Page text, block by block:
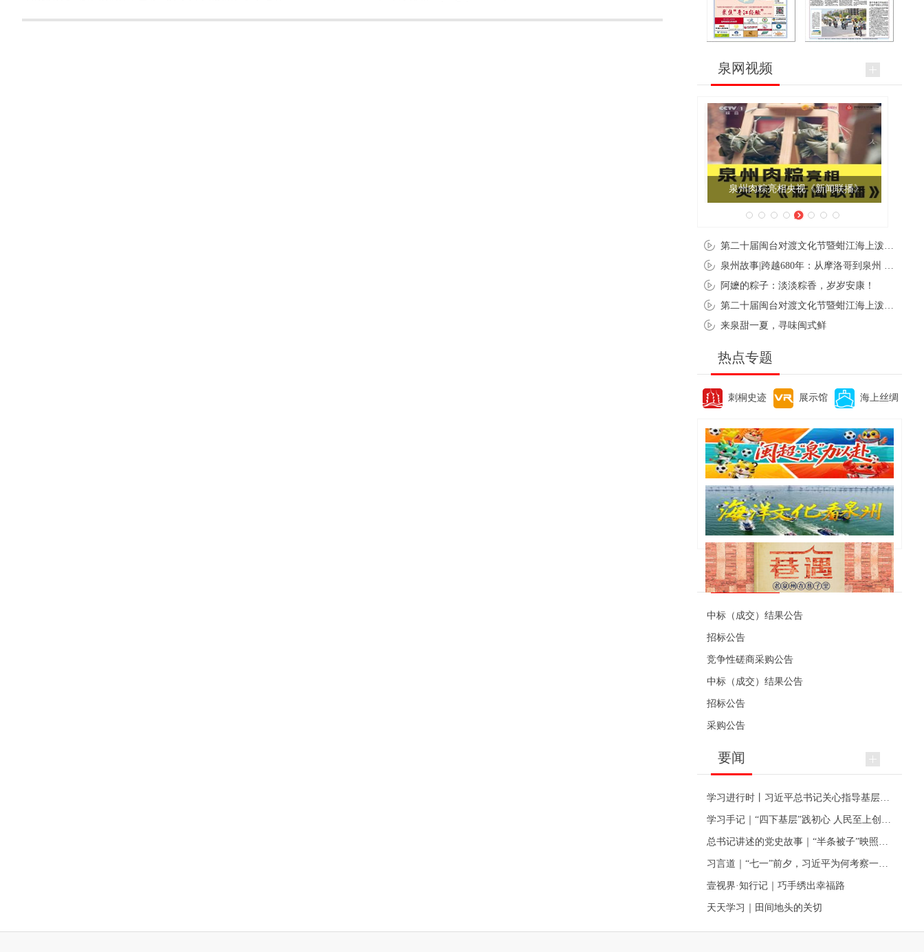
泉网视频
泉州肉粽亮相央视《新闻联播》
阿嬷的粽子：淡淡粽香，岁岁安康！
来泉甜一夏，寻味闽式鲜
热点专题
刺桐史迹 展示馆 海上丝绸
便民资讯
中标（成交）结果公告
招标公告
竞争性磋商采购公告
中标（成交）结果公告
招标公告
采购公告
要闻
壹视界·知行记｜巧手绣出幸福路
天天学习｜田间地头的关切